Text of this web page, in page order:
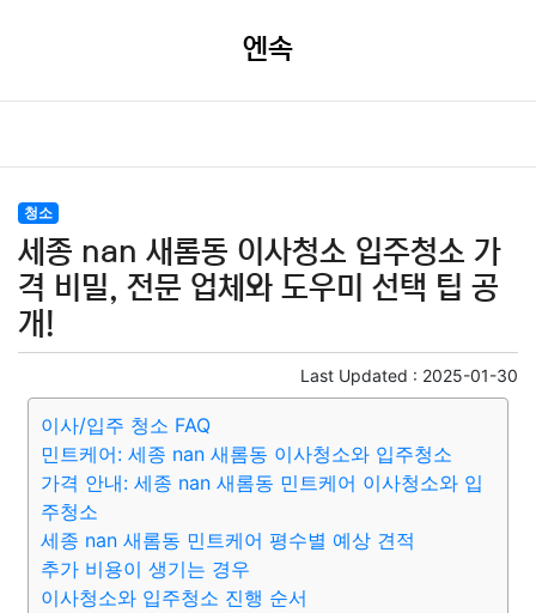
엔속
청소
세종 nan 새롬동 이사청소 입주청소 가
격 비밀, 전문 업체와 도우미 선택 팁 공
개!
Last Updated : 2025-01-30
이사/입주 청소 FAQ
민트케어: 세종 nan 새롬동 이사청소와 입주청소
가격 안내: 세종 nan 새롬동 민트케어 이사청소와 입
주청소
세종 nan 새롬동 민트케어 평수별 예상 견적
추가 비용이 생기는 경우
이사청소와 입주청소 진행 순서